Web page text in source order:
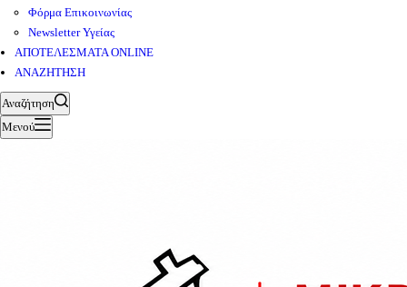
Φόρμα Επικοινωνίας
Newsletter Υγείας
ΑΠΟΤΕΛΕΣΜΑΤΑ ONLINE
ΑΝΑΖΗΤΗΣΗ
Αναζήτηση
Μενού